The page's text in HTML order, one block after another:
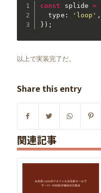
const splide =
  type
: 'loop' ,
} ) ;
以上で実装完了だ。
Share this entry
関連記事